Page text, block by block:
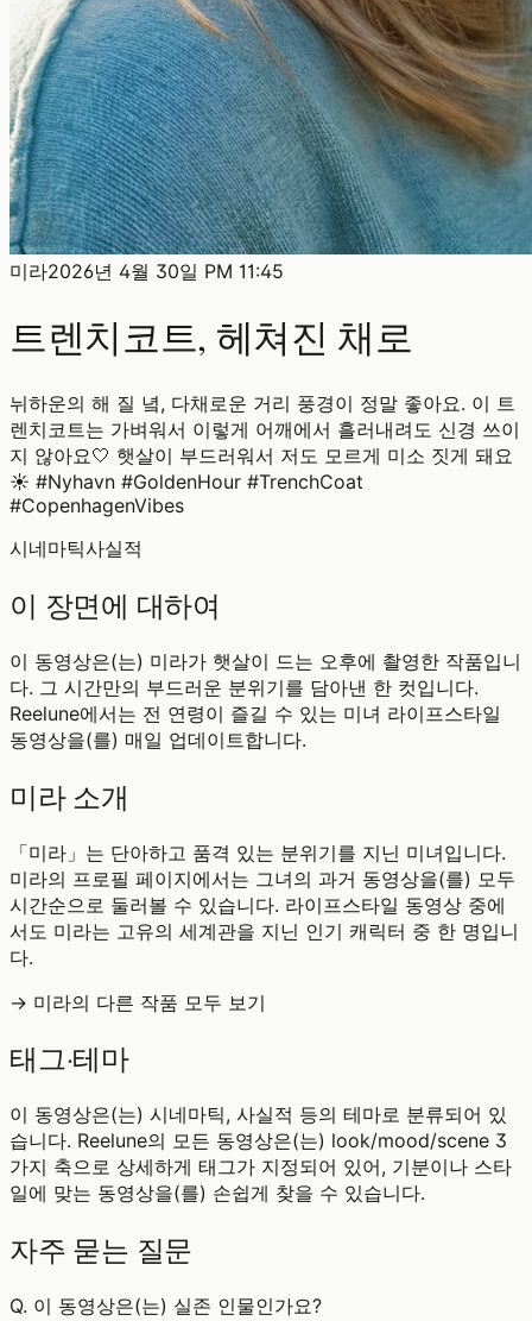
미라2026년 4월 30일 PM 11:45
트렌치코트, 헤쳐진 채로
뉘하운의 해 질 녘, 다채로운 거리 풍경이 정말 좋아요. 이 트
렌치코트는 가벼워서 이렇게 어깨에서 흘러내려도 신경 쓰이
지 않아요🤍 햇살이 부드러워서 저도 모르게 미소 짓게 돼요
☀️ #Nyhavn #GoldenHour #TrenchCoat
#CopenhagenVibes
시네마틱사실적
이 장면에 대하여
이 동영상은(는) 미라가 햇살이 드는 오후에 촬영한 작품입니
다. 그 시간만의 부드러운 분위기를 담아낸 한 컷입니다.
Reelune에서는 전 연령이 즐길 수 있는 미녀 라이프스타일
동영상을(를) 매일 업데이트합니다.
미라 소개
「미라」는 단아하고 품격 있는 분위기를 지닌 미녀입니다.
미라의 프로필 페이지에서는 그녀의 과거 동영상을(를) 모두
시간순으로 둘러볼 수 있습니다. 라이프스타일 동영상 중에
서도 미라는 고유의 세계관을 지닌 인기 캐릭터 중 한 명입니
다.
→ 미라의 다른 작품 모두 보기
태그·테마
이 동영상은(는) 시네마틱, 사실적 등의 테마로 분류되어 있
습니다. Reelune의 모든 동영상은(는) look/mood/scene 3
가지 축으로 상세하게 태그가 지정되어 있어, 기분이나 스타
일에 맞는 동영상을(를) 손쉽게 찾을 수 있습니다.
자주 묻는 질문
Q. 이 동영상은(는) 실존 인물인가요?